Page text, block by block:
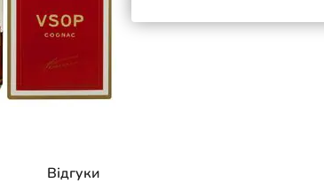
Відгуки